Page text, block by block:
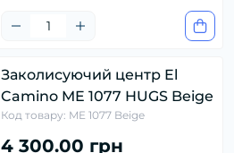
Заколисуючий центр El
Camino ME 1077 HUGS Beige
Код товару: ME 1077 Beige
4 300.00 грн